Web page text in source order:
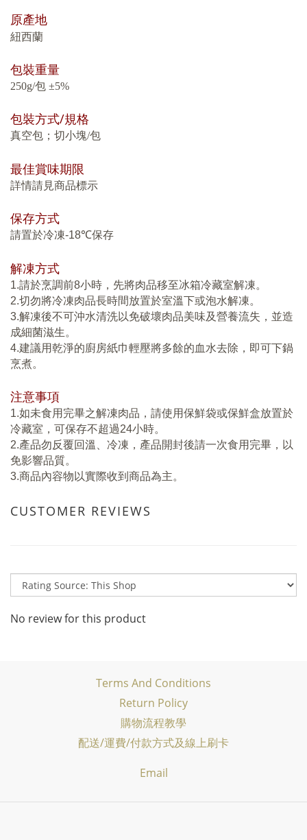
原產地
紐西蘭
包裝重量
250g/包 ±5%
包裝方式/規格
真空包 ； 切小塊/包
最佳賞味期限
詳情請見商品標示
保存方式
請置於冷凍-18℃保存
解凍方式
1.請於烹調前8小時，先將肉品移至冰箱冷藏室解凍。
2.切勿將冷凍肉品長時間放置於室溫下或泡水解凍。
3.解凍後不可沖水清洗以免破壞肉品美味及營養流失，並造
成細菌滋生。
4.建議用乾淨的廚房紙巾輕壓將多餘的血水去除，即可下鍋
烹煮。
注意事項
1.如未食用完畢之解凍肉品，請使用保鮮袋或保鮮盒放置於
冷藏室，可保存不超過24小時。
2.產品勿反覆回溫、冷凍，產品開封後請一次食用完畢，以
免影響品質。
3.商品內容物以實際收到商品為主。
CUSTOMER REVIEWS
No review for this product
Terms And Conditions
Return Policy
購物流程教學
配送/運費/付款方式及線上刷卡
Email